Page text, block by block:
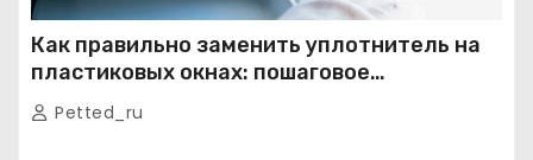
Как правильно заменить уплотнитель на
пластиковых окнах: пошаговое
руководство от экспертов
Petted_ru